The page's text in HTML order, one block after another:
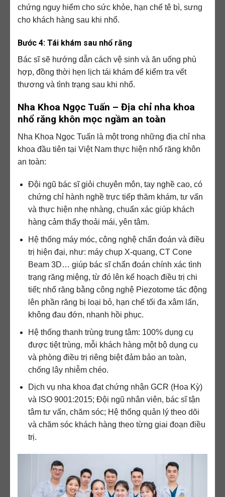
chứng nguy hiểm cho sức khỏe, hạn chế tê bì, sưng
cho khách hàng sau khi nhổ.
Bước 4: Tái khám sau nhổ răng
Bác sĩ sẽ hướng dẫn cách vệ sinh và ăn uống phù
hợp, đồng thời hẹn lịch tái khám để kiểm tra vết
thương và tình trạng sau khi nhổ.
Nha Khoa Ngọc Tuấn – Địa chỉ nha khoa
nhổ răng khôn mọc ngầm an toàn
Nha Khoa Ngọc Tuấn là một trong những địa chỉ nha
khoa đầu tiên tại Việt Nam thực hiện nhổ răng khôn
an toàn:
Đội ngũ bác sĩ giỏi chuyên môn, tay nghề cao, có
chứng chỉ hành nghề trực tiếp thăm khám, tư vấn
và thực hiện nhẹ nhàng, chuẩn xác giúp khách
hàng cảm thấy thoải mái, yên tâm.
Hệ thống máy móc, công nghệ chẩn đoán và điều
trị hiện đại, như: máy chụp X-quang, CT Cone
Beam 3D… giúp bác sĩ chẩn đoán chính xác tình
trạng răng miệng, từ đó lên kế hoạch điều trị chi
tiết; nhổ răng bằng công nghệ Piezotome tác động
lên phần răng bị loại bỏ, hạn chế tối đa xâm lấn,
không đau đớn, nhanh hồi phục.
Hệ thống thanh trùng trung tâm: 100% dụng cụ
được tiệt trùng, mỗi khách hàng một bộ dụng cụ
và phòng điều trị riêng biệt đảm bảo an toàn,
chống lây nhiễm chéo.
Dịch vụ nha khoa đạt chứng nhận GCR (Hoa Kỳ)
và ISO 9001:2015; Đội ngũ nhân viên, bác sĩ tận
tâm tư vấn, chăm sóc; Hệ thống quản lý theo dõi
và chăm sóc khách hàng theo từng giai đoạn điều
trị.